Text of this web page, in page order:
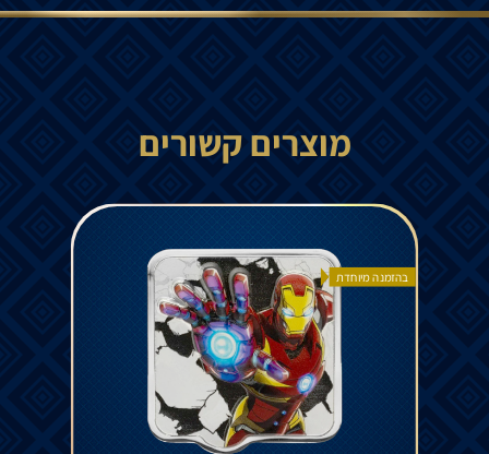
מוצרים קשורים
בהזמנה מיוחדת